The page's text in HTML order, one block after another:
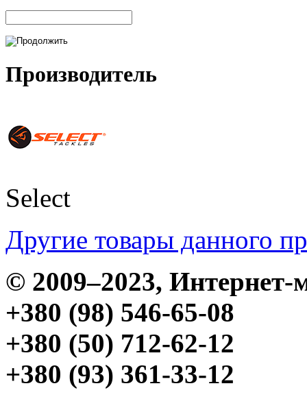
Производитель
Select
Другие товары данного
© 2009–2023,
+380 (98) 546-65-08
+380 (50) 712-62-12
+380 (93) 361-33-12